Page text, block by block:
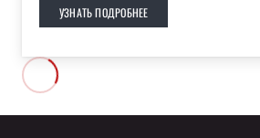
УЗНАТЬ ПОДРОБНЕЕ